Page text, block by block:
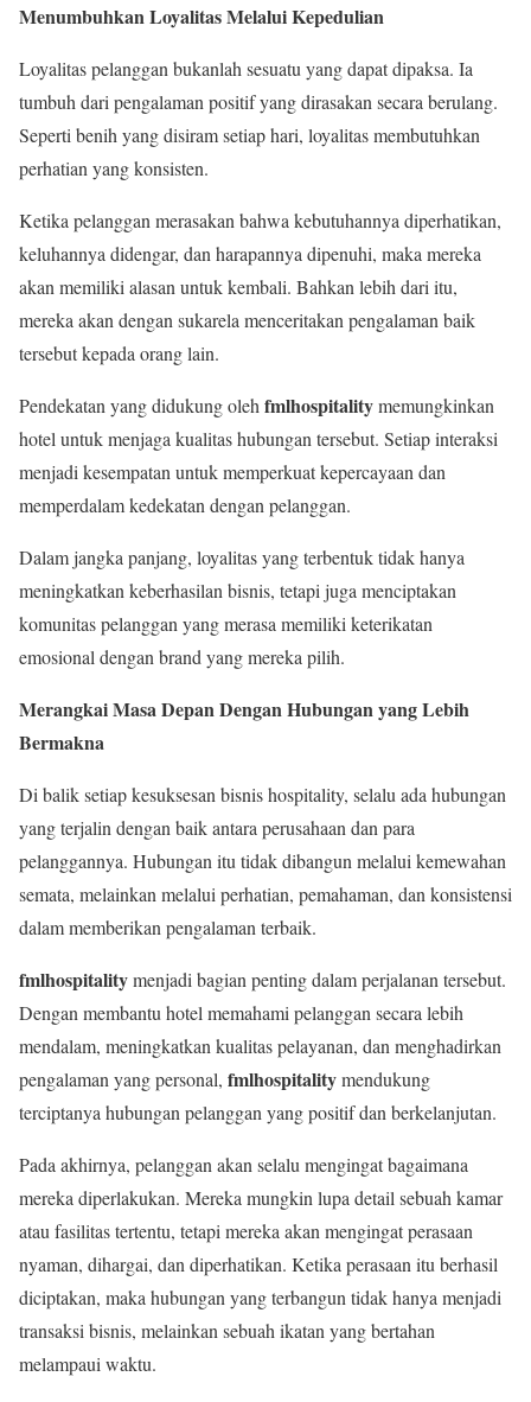
Menumbuhkan Loyalitas Melalui Kepedulian
Loyalitas pelanggan bukanlah sesuatu yang dapat dipaksa. Ia
tumbuh dari pengalaman positif yang dirasakan secara berulang.
Seperti benih yang disiram setiap hari, loyalitas membutuhkan
perhatian yang konsisten.
Ketika pelanggan merasakan bahwa kebutuhannya diperhatikan,
keluhannya didengar, dan harapannya dipenuhi, maka mereka
akan memiliki alasan untuk kembali. Bahkan lebih dari itu,
mereka akan dengan sukarela menceritakan pengalaman baik
tersebut kepada orang lain.
Pendekatan yang didukung oleh fmlhospitalitymemungkinkan
hotel untuk menjaga kualitas hubungan tersebut. Setiap interaksi
menjadi kesempatan untuk memperkuat kepercayaan dan
memperdalam kedekatan dengan pelanggan.
Dalam jangka panjang, loyalitas yang terbentuk tidak hanya
meningkatkan keberhasilan bisnis, tetapi juga menciptakan
komunitas pelanggan yang merasa memiliki keterikatan
emosional dengan brand yang mereka pilih.
Merangkai Masa Depan Dengan Hubungan yang Lebih
Bermakna
Di balik setiap kesuksesan bisnis hospitality, selalu ada hubungan
yang terjalin dengan baik antara perusahaan dan para
pelanggannya. Hubungan itu tidak dibangun melalui kemewahan
semata, melainkan melalui perhatian, pemahaman, dan konsistensi
dalam memberikan pengalaman terbaik.
fmlhospitalitymenjadi bagian penting dalam perjalanan tersebut.
Dengan membantu hotel memahami pelanggan secara lebih
mendalam, meningkatkan kualitas pelayanan, dan menghadirkan
pengalaman yang personal, fmlhospitalitymendukung
terciptanya hubungan pelanggan yang positif dan berkelanjutan.
Pada akhirnya, pelanggan akan selalu mengingat bagaimana
mereka diperlakukan. Mereka mungkin lupa detail sebuah kamar
atau fasilitas tertentu, tetapi mereka akan mengingat perasaan
nyaman, dihargai, dan diperhatikan. Ketika perasaan itu berhasil
diciptakan, maka hubungan yang terbangun tidak hanya menjadi
transaksi bisnis, melainkan sebuah ikatan yang bertahan
melampaui waktu.